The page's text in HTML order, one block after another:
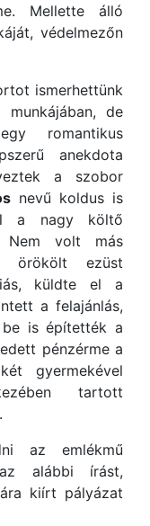
Mellette álló
védelmezőn
ismerhettünk
munkájában, de
romantikus
anekdota
a szobor
nevű koldus is
a nagy költő
Nem volt más
örökölt ezüst
küldte el a
a felajánlás,
is építették a
pénzérme a
gyermekével
tartott
az emlékmű
alábbi írást,
kiírt pályázat